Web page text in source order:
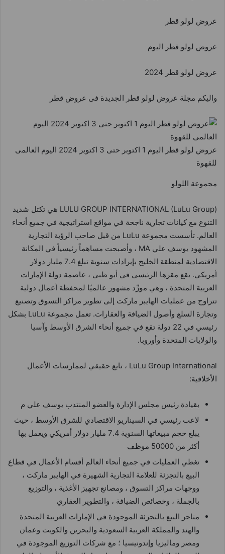
عروض لولو قطر
عروض لولو قطر اليوم
عروض لولو قطر 2024
واليكم مجلة عروض لولو قطر الجديدة فى عروض قطر
عروض لولو قطر اليوم 1 اكتوبر حتى 3 اكتوبر 2024 اليوم العالمى
للقهوة
مجموعة اللولو
LULU GROUP INTERNATIONAL (LuLu Group) هي تكتل شديد
التنوع مع كيانات تجارية ناجحة في مواقع استراتيجية في جميع أنحاء
العالم. تأسست مجموعة LuLu من قبل صاحب الرؤية التجارية
المشهود يوسف علي MA ، وأصبحت مساهماً رئيسياً في المكانة
الاقتصادية لمنطقة الخليج بإيرادات سنوية تبلغ 7.4 مليار دولار
أمريكي. يقع مقرها الرئيسي في أبو ظبي ، عاصمة دولة الإمارات
العربية المتحدة ، وهي مورِّد مشهور عالميًا لمحفظة أعمال دولية
تتراوح من عمليات الهايبر ماركت إلى تطوير مراكز التسوق وتصنيع
وتجارة السلع وأصول الضيافة والعقارات. تعمل مجموعة LuLu بشكل
رئيسي في 22 دولة تقع في جميع أنحاء الشرق الأوسط وآسيا
والولايات المتحدة وأوروبا.
LuLu Group International ، تابع حقيقي لممارسات الأعمال
الأخلاقية:
بقيادة رئيس مجلس الإدارة والعضو المنتدب يوسف علي م
لاعب رئيسي في السيناريو الاقتصادي للشرق الأوسط ، حيث
يبلغ حجم مبيعاتها السنوية 7.4 مليار دولار أمريكي ويعمل بها
أكثر من 50000 موظف
تغطي العمليات في جميع أنحاء العالم أقسام الأعمال في قطاع
البيع بالتجزئة للعلامة التجارية الشهيرة في الهايبر ماركت ،
ووجهات مراكز التسوق ، ومصانع تجهيز الأغذية ، والتوزيع
بالجملة ، وخصائص الضيافة ، والتطوير العقاري
متاجر البيع بالتجزئة الموجودة في الإمارات العربية المتحدة
والهند والمملكة العربية السعودية والبحرين والكويت وعمان
ومصر وماليزيا وإندونيسيا ؛ مع شركات التوزيع الموجودة في